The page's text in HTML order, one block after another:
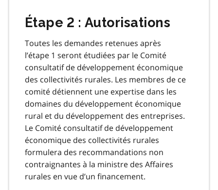
Étape 2 : Autorisations
Toutes les demandes retenues après
l’étape 1 seront étudiées par le Comité
consultatif de développement économique
des collectivités rurales. Les membres de ce
comité détiennent une expertise dans les
domaines du développement économique
rural et du développement des entreprises.
Le Comité consultatif de développement
économique des collectivités rurales
formulera des recommandations non
contraignantes à la ministre des Affaires
rurales en vue d’un financement.